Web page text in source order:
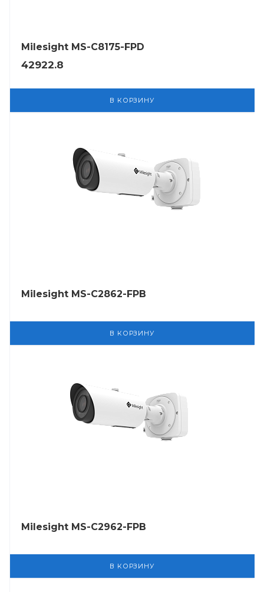
Milesight MS-C8175-FPD
42922.8
В КОРЗИНУ
Milesight MS-C2862-FPB
В КОРЗИНУ
Milesight MS-C2962-FPB
В КОРЗИНУ